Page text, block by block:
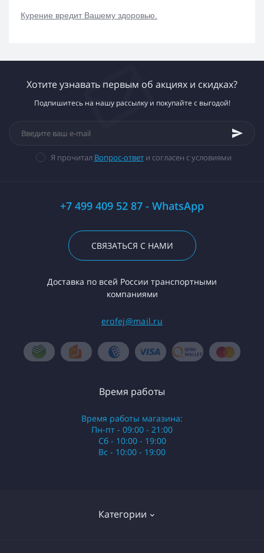
Курение вредит Вашему здоровью.
Хотите узнавать первым об акциях и скидках?
Подпишитесь на нашу рассылку и покупайте с выгодой!
Я прочитал Вопрос-ответи согласен с условиями
+7 499 409 52 87 - WhatsApp
СВЯЗАТЬСЯ С НАМИ
Доставка по всей России транспортными
компаниями
erofej@mail.ru
Категории
Время работы
Время работы магазина:
Пн-пт - 09:00 - 21:00
Сб - 10:00 - 19:00
Вс - 10:00 - 19:00